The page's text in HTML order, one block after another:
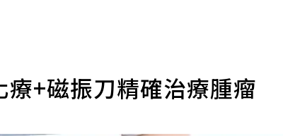
+磁振刀精確治療腫瘤